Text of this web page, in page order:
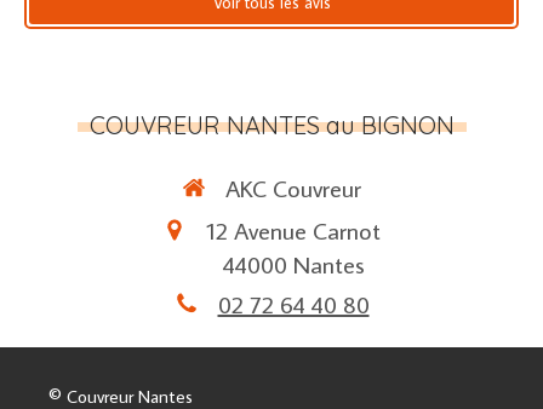
COUVREUR NANTES au BIGNON
AKC Couvreur
12 Avenue Carnot
44000 Nantes
02 72 64 40 80
© Couvreur Nantes